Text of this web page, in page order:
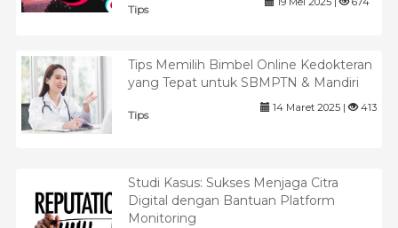
Tips
Tips Memilih Bimbel Online Kedokteran
yang Tepat untuk SBMPTN & Mandiri
Tips
14 Maret 2025 | 413
Studi Kasus: Sukses Menjaga Citra
Digital dengan Bantuan Platform
Monitoring